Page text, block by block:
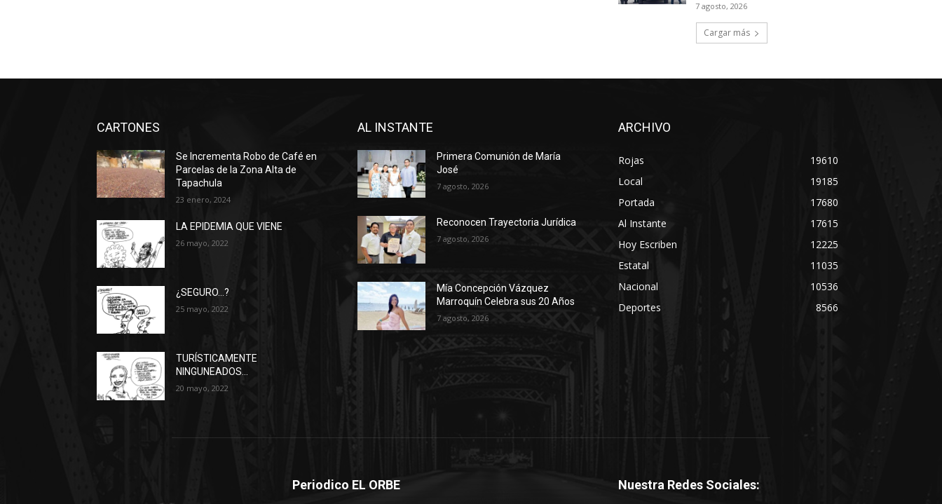
7 agosto, 2026
Cargar más
CARTONES
Se Incrementa Robo de Café en
Parcelas de la Zona Alta de
Tapachula
23 enero, 2024
LA EPIDEMIA QUE VIENE
26 mayo, 2022
¿SEGURO…?
25 mayo, 2022
TURÍSTICAMENTE
NINGUNEADOS…
20 mayo, 2022
AL INSTANTE
Primera Comunión de María
José
7 agosto, 2026
Reconocen Trayectoria Jurídica
7 agosto, 2026
Mía Concepción Vázquez
Marroquín Celebra sus 20 Años
7 agosto, 2026
ARCHIVO
Rojas
19610
Local
19185
Portada
17680
Al Instante
17615
Hoy Escriben
12225
Estatal
11035
Nacional
10536
Deportes
8566
Periodico EL ORBE Nuestra Redes Sociales: